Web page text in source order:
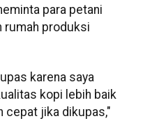
para petani
rumah produksi
karena saya
kopi lebih baik
cepat jika dikupas,"